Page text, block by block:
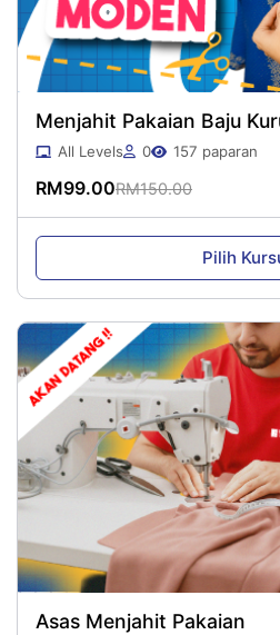
Menjahit Pakaian Baju
All Levels 0 157 paparan
RM150.00
RM150.00.
RM99.00
RM99.00.
Pilih
Asas Menjahit Pakaian